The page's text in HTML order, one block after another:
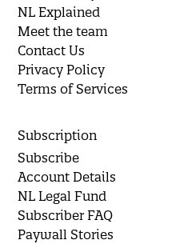
NL Explained
Meet the team
Contact Us
Privacy Policy
Terms of Services
Subscription
Subscribe
Account Details
NL Legal Fund
Subscriber FAQ
Paywall Stories